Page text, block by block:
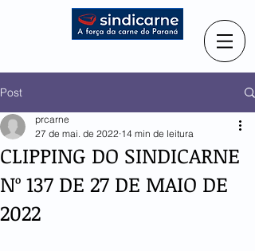
Post
CLIPPING DO SINDICARNE
Nº 137 DE 27 DE MAIO DE
2022
prcarne
27 de mai. de 2022 14 min de leitura